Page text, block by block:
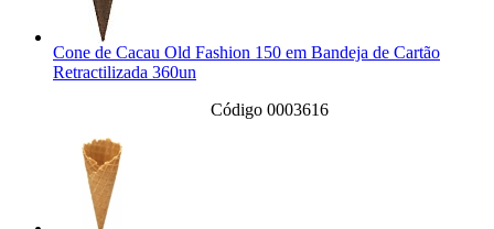
Cone de Cacau Old Fashion 150 em Bandeja de Cartão
Retractilizada 360un
Código 0003616